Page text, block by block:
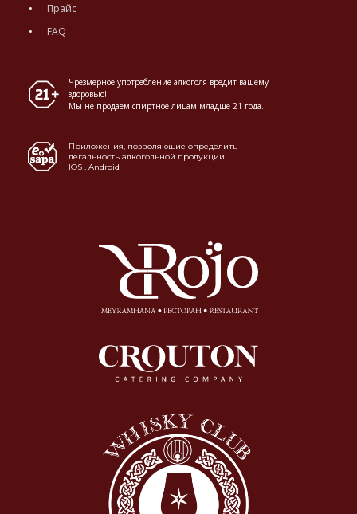
Прайс
FAQ
Чрезмерное употребление алкоголя вредит вашему
здоровью!
Мы не продаем спиртное лицам младше 21 года.
Приложения, позволяющие определить
легальность алкогольной продукции
IOS . Android